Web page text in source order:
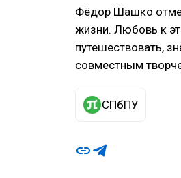
Фёдор Шашко
жизни. Любовь к
путешествовать,
совместным
СПбПУ